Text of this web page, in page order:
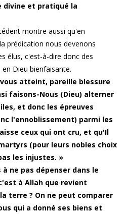
divine et pratiqué la
montre aussi qu'en
prédication nous devenons
élus, c'est-à-dire donc des
Dieu bienfaisante.
vous atteint, pareille blessure
faisons-Nous (Dieu) alterner
et donc les épreuves
l'ennoblissement) parmi les
ceux qui ont cru, et qu'Il
(pour leurs nobles choix
les injustes. »
à ne pas dépenser dans le
à Allah que revient
terre ? On ne peut comparer
qui a donné ses biens et